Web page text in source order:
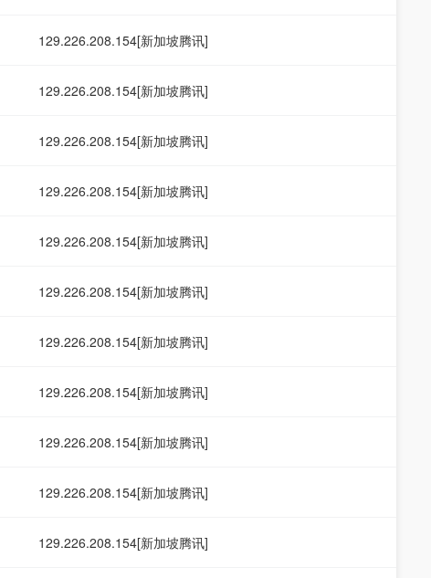
129.226.208.154[新加坡腾讯]
129.226.208.154[新加坡腾讯]
129.226.208.154[新加坡腾讯]
129.226.208.154[新加坡腾讯]
129.226.208.154[新加坡腾讯]
129.226.208.154[新加坡腾讯]
129.226.208.154[新加坡腾讯]
129.226.208.154[新加坡腾讯]
129.226.208.154[新加坡腾讯]
129.226.208.154[新加坡腾讯]
129.226.208.154[新加坡腾讯]